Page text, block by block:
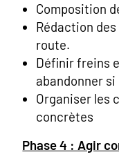
Composition
Rédaction
route.
Définir freins
abandonner
Organiser les
concrètes
Phase 4 : Agir